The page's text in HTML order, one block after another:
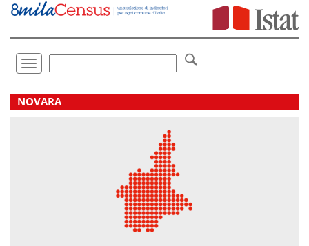
Vai
direttamente
Toggle
navigation
.
NOVARA